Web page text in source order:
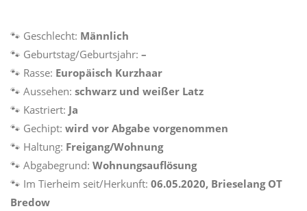
🐾 Geschlecht: Männlich
🐾 Geburtstag/Geburtsjahr: –
🐾 Rasse: Europäisch Kurzhaar
🐾 Aussehen: schwarz und weißer Latz
🐾 Kastriert: Ja
🐾 Gechipt: wird vor Abgabe vorgenommen
🐾 Haltung: Freigang/Wohnung
🐾 Abgabegrund: Wohnungsauflösung
🐾 Im Tierheim seit/Herkunft: 06.05.2020, Brieselang OT
Bredow